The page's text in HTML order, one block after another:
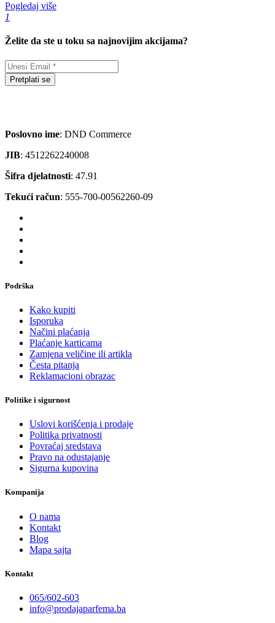
Pogledaj više
1
Želite da ste u toku sa najnovijim akcijama?
Pretplati se
Poslovno ime: DND Commerce
JIB: 4512262240008
Šifra djelatnosti: 47.91
Tekući račun: 555-700-00562260-09
Podrška
Kako kupiti
Isporuka
Načini plaćanja
Plaćanje karticama
Zamjena veličine ili artikla
Česta pitanja
Reklamacioni obrazac
Politike i sigurnost
Uslovi korišćenja i prodaje
Politika privatnosti
Povraćaj sredstava
Pravo na odustajanje
Sigurna kupovina
Kompanija
O nama
Kontakt
Blog
Mapa sajta
Kontakt
065/602-603
info@prodajaparfema.ba